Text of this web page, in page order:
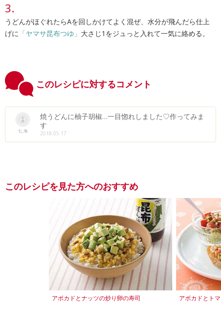
うどんがほぐれたらAを回しかけてよく混ぜ、水分が飛んだら仕上
げに 「ヤマサ昆布つゆ」 大さじ1をジュっと入れて一気に絡める。
このレシピに対するコメント
七_海
焼うどんに柚子胡椒…一目惚れしました♡作ってみま
す
2018.05.17
このレシピを見た方へのおすすめ
アボカドとナッツの炒り卵の寿司 アボカドとト